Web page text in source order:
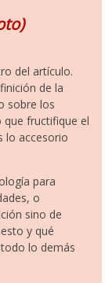
del artículo.
de la
sobre los
fructifique el
lo accesorio
para
o
sino de
y qué
lo demás